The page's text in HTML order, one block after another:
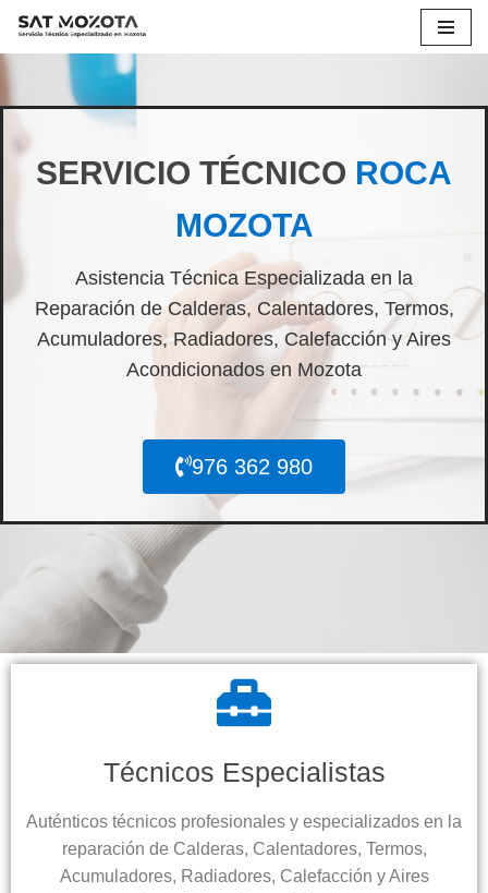
Saltar
contenido
SERVICIO TÉCNICO ROCA
MOZOTA
Asistencia Técnica Especializada en la
Reparación de Calderas, Calentadores, Termos,
Acumuladores, Radiadores, Calefacción y Aires
Acondicionados en Mozota
976 362 980
Técnicos Especialistas
Auténticos técnicos profesionales y especializados en la
reparación de Calderas, Calentadores, Termos,
Acumuladores, Radiadores, Calefacción y Aires